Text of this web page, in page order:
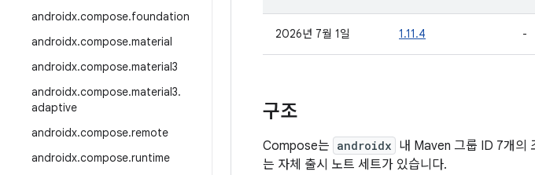
androidx.compose.foundation
androidx.compose.material
androidx.compose.material3
androidx.compose.material3.
adaptive
androidx.compose.remote
androidx.compose.runtime
2026년 7월 1일 1.11.4 -
구조
Compose는 androidx 내 Maven 그룹 ID 7개의
는 자체 출시 노트 세트가 있습니다.